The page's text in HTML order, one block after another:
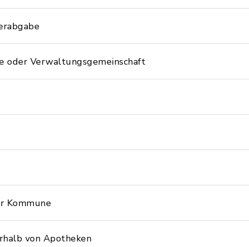
oder Verwaltungsgemeinschaft
Kommune
von Apotheken